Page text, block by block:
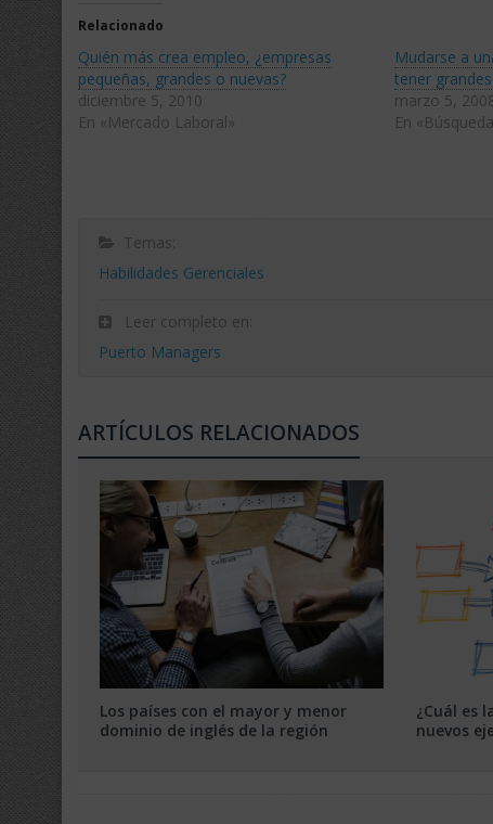
(Se
abre
una
ventana
nueva)
(Se
abre
una
ventana
nueva)
Relacionado
Quién más crea empleo, ¿empresas
pequeñas, grandes o nuevas?
diciembre 5, 2010
En «Mercado Laboral»
Mudarse a
tener
marzo 5,
En
Temas:
Habilidades Gerenciales
Leer completo en:
Puerto Managers
ARTÍCULOS RELACIONADOS
Los países con el mayor y menor
dominio de inglés de la región
¿Cuál es
nuevos